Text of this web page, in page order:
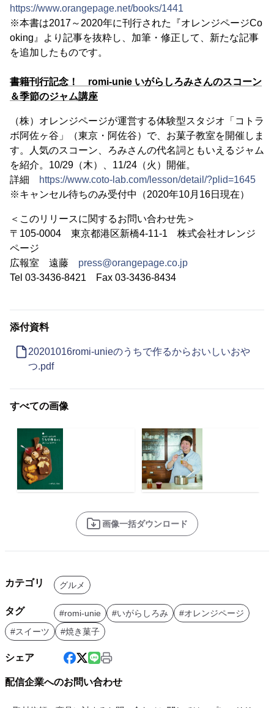
https://www.orangepage.net/books/1441
※本書は2017～2020年に刊行された『オレンジページCo
oking』より記事を抜粋し、加筆・修正して、新たな記事
を追加したものです。
書籍刊行記念！ romi-unie いがらしろみさんのスコーン
＆季節のジャム講座
（株）オレンジページが運営する体験型スタジオ「コトラ
ボ阿佐ヶ谷」（東京・阿佐谷）で、お菓子教室を開催しま
す。人気のスコーン、ろみさんの代名詞ともいえるジャム
を紹介。10/29（木）、11/24（火）開催。
詳細
https://www.coto-lab.com/lesson/detail/?plid=1645
※キャンセル待ちのみ受付中（2020年10月16日現在）
＜このリリースに関するお問い合わせ先＞
〒105-0004 東京都港区新橋4-11-1 株式会社オレンジ
ページ
広報室 遠藤 press@orangepage.co.jp
Tel 03-3436-8421 Fax 03-3436-8434
添付資料
20201016romi-unieのうちで作るからおいしいおや
つ.pdf
すべての画像
画像一括ダウンロード
カテゴリ グルメ
タグ #romi-unie #いがらしろみ
#オレンジページ
#スイーツ
#焼き菓子
シェア
配信企業へのお問い合わせ